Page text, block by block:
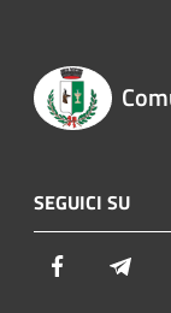
SEGUICI SU
Facebook